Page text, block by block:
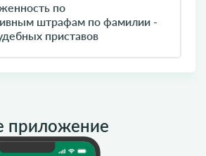
по
штрафам по фамилии -
приставов
приложение